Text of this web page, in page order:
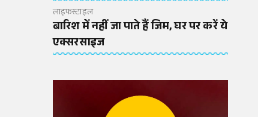
लाइफस्टाइल
बारिश में नहीं जा पाते हैं जिम, घर पर करें ये
एक्सरसाइज